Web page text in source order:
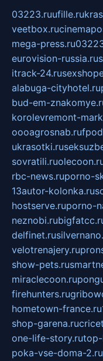
03223.ruufille.ru
veetbox.ru
mega-press.ru
eurovision-russia.ru
itrack-24.ru
alabuga-cityhotel.ru
bud-em-
korolevremont-
oooagrosnab.ru
ukrasotki.ru
sovratili.ru
rbc-news.ruporno-
13autor-kolonka.ru
hostserve.ruporno-
neznobi.ru
delfinet.ru
velotrenajery.ru
show-pets.ru
miraclecoon.ru
firehunters.ru
hometown-france.ru
shop-garena.ru
one-life-story.rutop-
poka-vse-doma-2.ru